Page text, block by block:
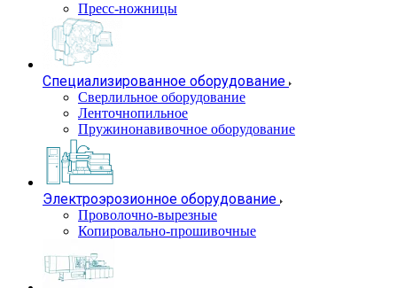
Пресс-ножницы
Специализированное оборудование
Сверлильное оборудование
Ленточнопильное
Пружинонавивочное оборудование
Электроэрозионное оборудование
Проволочно-вырезные
Копировально-прошивочные